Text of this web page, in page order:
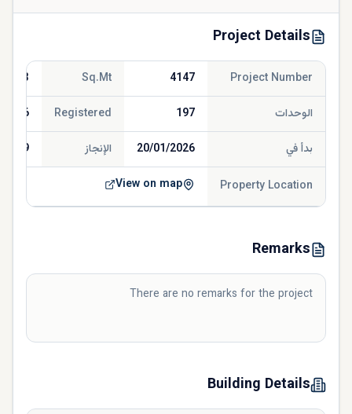
Project Details
Project Number
4147
Sq.Mt
الوحدات 197
Registered
بدأ في 20/01/2026 الإنجاز
Property Location
View on map
Remarks
There are no remarks for the project
Building Details